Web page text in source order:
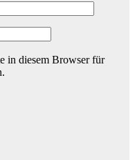
in diesem Browser für